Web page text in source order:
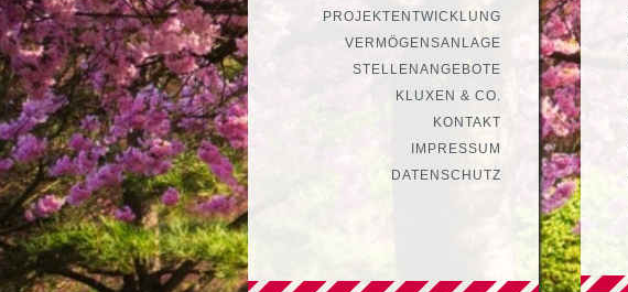
PROJEKTENTWICKLUNG
VERMÖGENSANLAGE
STELLENANGEBOTE
KLUXEN & CO.
KONTAKT
IMPRESSUM
DATENSCHUTZ